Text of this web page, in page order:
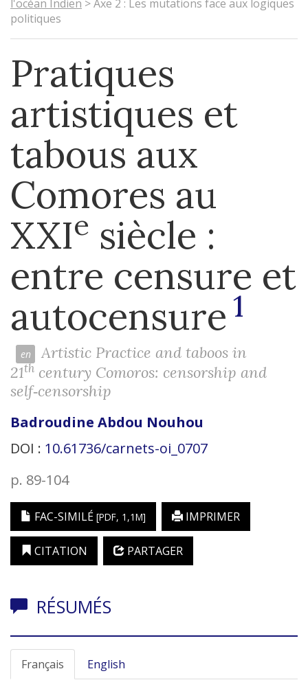
l'océan Indien >Axe 2 : Les mutations face aux logiques
politiques
Pratiques
artistiques et
tabous aux
Comores au
XXIe siècle :
entre censure et
autocensure 1
Artistic Practice and taboos in
21th century Comoros: censorship and
self‑censorship
Badroudine Abdou Nouhou
DOI : 10.61736/carnets-oi_0707
p. 89-104
FAC-SIMILÉ [PDF, 1,1M] IMPRIMER
CITATION PARTAGER
RÉSUMÉS
Français English